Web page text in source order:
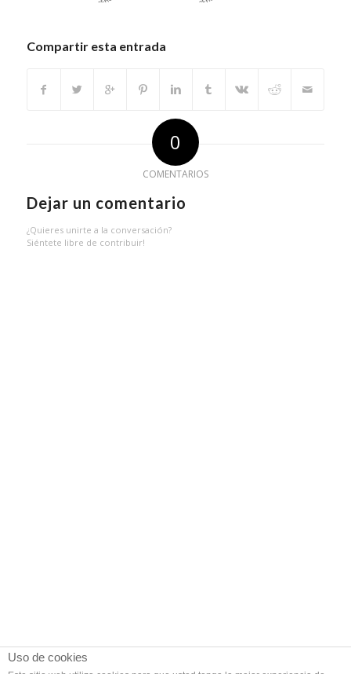
Compartir esta entrada
0
COMENTARIOS
Dejar un comentario
¿Quieres unirte a la conversación?
Siéntete libre de contribuir!
Uso de cookies